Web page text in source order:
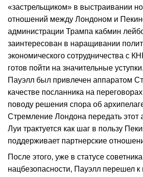
«застрельщиком» в выстраивании
отношений между Лондоном и
администрации Трампа кабмин
заинтересован в наращивании
экономического сотрудничества с
готов пойти на значительные
Пауэлл был привлечен аппаратом
качестве посланника на
поводу решения спора об
Стремление Лондона передать этот
Луи трактуется как шаг в пользу
поддерживает партнерские
После этого, уже в статусе
нацбезопасности, Пауэлл перешел